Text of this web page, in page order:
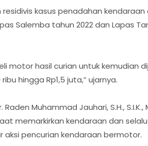
kasus penadahan kendaraan
Salemba tahun 2022 dan Lapas
motor hasil curian untuk kemudian
hingga Rp1,5 juta,” ujarnya.
Muhammad Jauhari, S.H., S.I.K.,
memarkirkan kendaraan dan
pencurian kendaraan bermotor.